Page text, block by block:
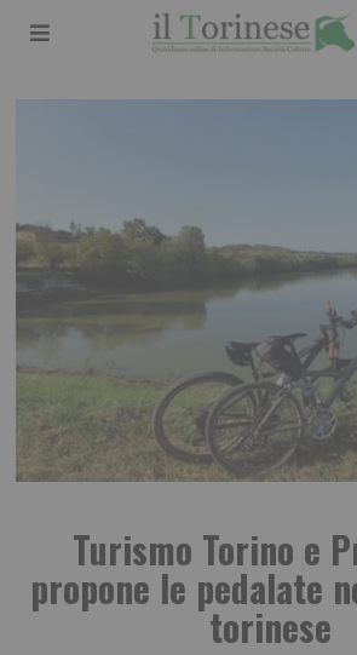
Turismo Torino e
propone le pedalate
torinese